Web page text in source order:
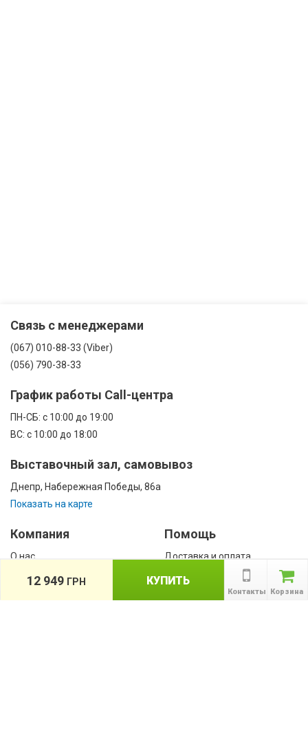
Связь с менеджерами
(067) 010-88-33 (Viber)
(056) 790-38-33
График работы Call-центра
ПН-CБ: с 10:00 до 19:00
ВС: с 10:00 до 18:00
Выставочный зал, самовывоз
Днепр, Набережная Победы, 86а
Показать на карте
Компания
О нас
Помощь
Доставка и оплата
Корзина
Контакты
КУПИТЬ
12 949 ГРН